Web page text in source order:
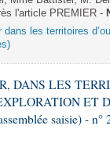
l'article PREMIER -
les territoires
DANS LES
ET
saisie) - n°